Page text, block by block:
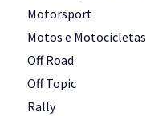
Motorsport
Motos e Motocicletas
Off Road
Off Topic
Rally